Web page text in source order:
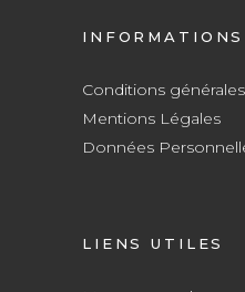
INFORMATIONS
Conditions
Mentions Légales
Données
LIENS UTILES